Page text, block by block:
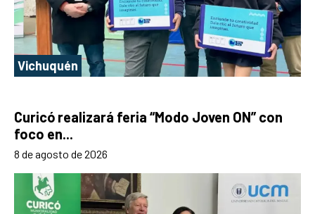
Vichuquén
Curicó realizará feria “Modo Joven ON” con
foco en...
8 de agosto de 2026